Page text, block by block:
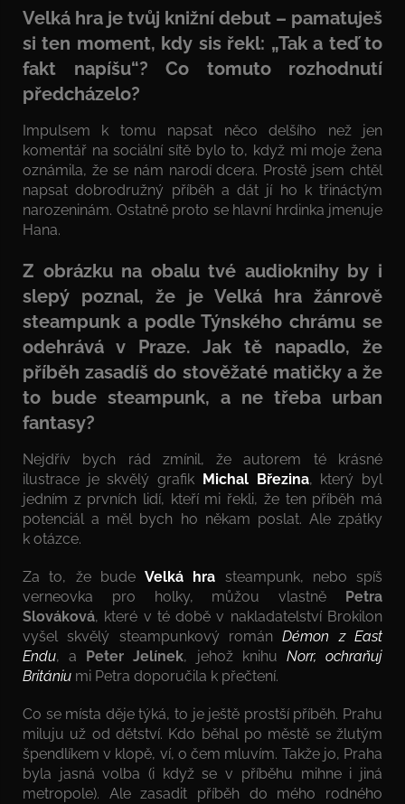
Velká hra je tvůj knižní debut – pamatuješ
si ten moment, kdy sis řekl: „Tak a teď to
fakt napíšu“? Co tomuto rozhodnutí
předcházelo?
Impulsem k tomu napsat něco delšího než jen
komentář na sociální sítě bylo to, když mi moje žena
oznámila, že se nám narodí dcera. Prostě jsem chtěl
napsat dobrodružný příběh a dát jí ho k třináctým
narozeninám. Ostatně proto se hlavní hrdinka jmenuje
Hana.
Z obrázku na obalu tvé audioknihy by i
slepý poznal, že je Velká hra žánrově
steampunk a podle Týnského chrámu se
odehrává v Praze. Jak tě napadlo, že
příběh zasadíš do stověžaté matičky a že
to bude steampunk, a ne třeba urban
fantasy?
Nejdřív bych rád zmínil, že autorem té krásné
ilustrace je skvělý grafik
Michal Březina, který byl
jedním z prvních lidí, kteří mi řekli, že ten příběh má
potenciál a měl bych ho někam poslat. Ale zpátky
k otázce.
Za to, že bude Velká hra steampunk, nebo spíš
verneovka pro holky, můžou vlastně
Petra
Slováková, které v té době v nakladatelství Brokilon
vyšel skvělý steampunkový románDémon z East
Endu, a Peter Jelínek, jehož knihu Norr, ochraňuj
Britániu mi Petra doporučila k přečtení.
Co se místa děje týká, to je ještě prostší příběh. Prahu
miluju už od dětství. Kdo běhal po městě se žlutým
špendlíkem v klopě, ví, o čem mluvím. Takže jo, Praha
byla jasná volba (i když se v příběhu mihne i jiná
metropole). Ale zasadit příběh do mého rodného